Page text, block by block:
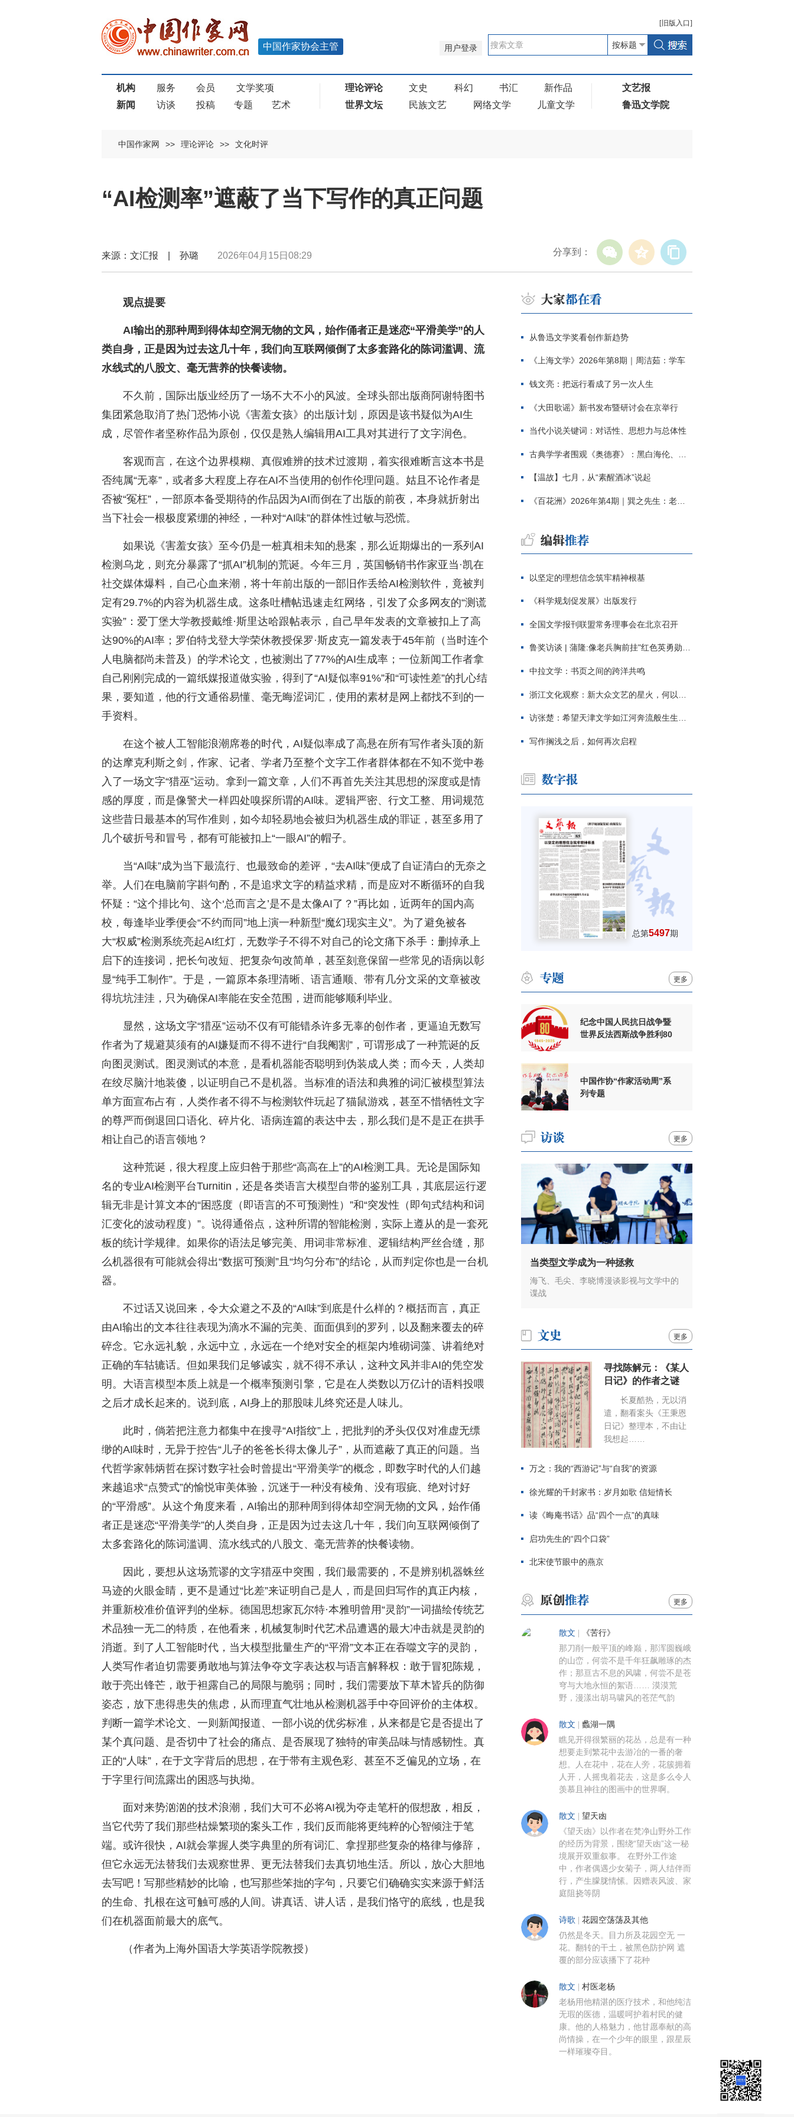
[ 旧版 入口]
用户登录
中国作家协会主管
机构 服务 会员
文学奖项
新闻
访谈 投稿 专题 艺术
理论评论 文史 科幻 书汇
新作品
世界文坛
民族文艺 网络文学 儿童文学
文艺报
鲁迅文学院
中国作家网 >> 理论评论 >> 文化时评
“AI检测率”遮蔽了当下写作的真正问题
分享到：
来源：文汇报 | 孙璐 2026年04月15日08:29
观点提要
AI输出的那种周到得体却空洞无物的文风，始作俑者正是迷恋“平滑美学”的人
类自身，正是因为过去这几十年，我们向互联网倾倒了太多套路化的陈词滥调、流
水线式的八股文、毫无营养的快餐读物。
不久前，国际出版业经历了一场不大不小的风波。全球头部出版商阿谢特图书
集团紧急取消了热门恐怖小说《害羞女孩》的出版计划，原因是该书疑似为AI生
成，尽管作者坚称作品为原创，仅仅是熟人编辑用AI工具对其进行了文字润色。
客观而言，在这个边界模糊、真假难辨的技术过渡期，着实很难断言这本书是
否纯属“无辜”，或者多大程度上存在AI不当使用的创作伦理问题。姑且不论作者是
否被“冤枉”，一部原本备受期待的作品因为AI而倒在了出版的前夜，本身就折射出
当下社会一根极度紧绷的神经，一种对“AI味”的群体性过敏与恐慌。
如果说《害羞女孩》至今仍是一桩真相未知的悬案，那么近期爆出的一系列AI
检测乌龙，则充分暴露了“抓AI”机制的荒诞。今年三月，英国畅销书作家亚当·凯在
社交媒体爆料，自己心血来潮，将十年前出版的一部旧作丢给AI检测软件，竟被判
定有29.7%的内容为机器生成。这条吐槽帖迅速走红网络，引发了众多网友的“测谎
实验”：爱丁堡大学教授戴维·斯里达哈跟帖表示，自己早年发表的文章被扣上了高
达90%的AI率；罗伯特戈登大学荣休教授保罗·斯皮克一篇发表于45年前（当时连个
人电脑都尚未普及）的学术论文，也被测出了77%的AI生成率；一位新闻工作者拿
自己刚刚完成的一篇纸媒报道做实验，得到了“AI疑似率91%”和“可读性差”的扎心结
果，要知道，他的行文通俗易懂、毫无晦涩词汇，使用的素材是网上都找不到的一
手资料。
在这个被人工智能浪潮席卷的时代，AI疑似率成了高悬在所有写作者头顶的新
的达摩克利斯之剑，作家、记者、学者乃至整个文字工作者群体都在不知不觉中卷
入了一场文字“猎巫”运动。拿到一篇文章，人们不再首先关注其思想的深度或是情
感的厚度，而是像警犬一样四处嗅探所谓的AI味。逻辑严密、行文工整、用词规范
这些昔日最基本的写作准则，如今却轻易地会被归为机器生成的罪证，甚至多用了
几个破折号和冒号，都有可能被扣上“一眼AI”的帽子。
当“AI味”成为当下最流行、也最致命的差评，“去AI味”便成了自证清白的无奈之
举。人们在电脑前字斟句酌，不是追求文字的精益求精，而是应对不断循环的自我
怀疑：“这个排比句、这个‘总而言之’是不是太像AI了？”再比如，近两年的国内高
校，每逢毕业季便会“不约而同”地上演一种新型“魔幻现实主义”。为了避免被各
大“权威”检测系统亮起AI红灯，无数学子不得不对自己的论文痛下杀手：删掉承上
启下的连接词，把长句改短、把复杂句改简单，甚至刻意保留一些常见的语病以彰
显“纯手工制作”。于是，一篇原本条理清晰、语言通顺、带有几分文采的文章被改
得坑坑洼洼，只为确保AI率能在安全范围，进而能够顺利毕业。
显然，这场文字“猎巫”运动不仅有可能错杀许多无辜的创作者，更逼迫无数写
作者为了规避莫须有的AI嫌疑而不得不进行“自我阉割”，可谓形成了一种荒诞的反
向图灵测试。图灵测试的本意，是看机器能否聪明到伪装成人类；而今天，人类却
在绞尽脑汁地装傻，以证明自己不是机器。当标准的语法和典雅的词汇被模型算法
单方面宣布占有，人类作者不得不与检测软件玩起了猫鼠游戏，甚至不惜牺牲文字
的尊严而倒退回口语化、碎片化、语病连篇的表达中去，那么我们是不是正在拱手
相让自己的语言领地？
这种荒诞，很大程度上应归咎于那些“高高在上”的AI检测工具。无论是国际知
名的专业AI检测平台Turnitin，还是各类语言大模型自带的鉴别工具，其底层运行逻
辑无非是计算文本的“困惑度（即语言的不可预测性）”和“突发性（即句式结构和词
汇变化的波动程度）”。说得通俗点，这种所谓的智能检测，实际上遵从的是一套死
板的统计学规律。如果你的语法足够完美、用词非常标准、逻辑结构严丝合缝，那
么机器很有可能就会得出“数据可预测”且“均匀分布”的结论，从而判定你也是一台机
器。
不过话又说回来，令大众避之不及的“AI味”到底是什么样的？概括而言，真正
由AI输出的文本往往表现为滴水不漏的完美、面面俱到的罗列，以及翻来覆去的碎
碎念。它永远礼貌，永远中立，永远在一个绝对安全的框架内堆砌词藻、讲着绝对
正确的车轱辘话。但如果我们足够诚实，就不得不承认，这种文风并非AI的凭空发
明。大语言模型本质上就是一个概率预测引擎，它是在人类数以万亿计的语料投喂
之后才成长起来的。说到底，AI身上的那股味儿终究还是人味儿。
此时，倘若把注意力都集中在搜寻“AI指纹”上，把批判的矛头仅仅对准虚无缥
缈的AI味时，无异于控告“儿子的爸爸长得太像儿子”，从而遮蔽了真正的问题。当
代哲学家韩炳哲在探讨数字社会时曾提出“平滑美学”的概念，即数字时代的人们越
来越追求“点赞式”的愉悦审美体验，沉迷于一种没有棱角、没有瑕疵、绝对讨好
的“平滑感”。从这个角度来看，AI输出的那种周到得体却空洞无物的文风，始作俑
者正是迷恋“平滑美学”的人类自身，正是因为过去这几十年，我们向互联网倾倒了
太多套路化的陈词滥调、流水线式的八股文、毫无营养的快餐读物。
因此，要想从这场荒谬的文字猎巫中突围，我们最需要的，不是辨别机器蛛丝
马迹的火眼金睛，更不是通过“比差”来证明自己是人，而是回归写作的真正内核，
并重新校准价值评判的坐标。德国思想家瓦尔特·本雅明曾用“灵韵”一词描绘传统艺
术品独一无二的特质，在他看来，机械复制时代艺术品遭遇的最大冲击就是灵韵的
消逝。到了人工智能时代，当大模型批量生产的“平滑”文本正在吞噬文字的灵韵，
人类写作者迫切需要勇敢地与算法争夺文字表达权与语言解释权：敢于冒犯陈规，
敢于亮出锋芒，敢于袒露自己的局限与脆弱；同时，我们需要放下草木皆兵的防御
姿态，放下患得患失的焦虑，从而理直气壮地从检测机器手中夺回评价的主体权。
判断一篇学术论文、一则新闻报道、一部小说的优劣标准，从来都是它是否提出了
某个真问题、是否切中了社会的痛点、是否展现了独特的审美品味与情感韧性。真
正的“人味”，在于文字背后的思想，在于带有主观色彩、甚至不乏偏见的立场，在
于字里行间流露出的困惑与执拗。
面对来势汹汹的技术浪潮，我们大可不必将AI视为夺走笔杆的假想敌，相反，
当它代劳了我们那些枯燥繁琐的案头工作，我们反而能将更纯粹的心智倾注于笔
端。或许很快，AI就会掌握人类字典里的所有词汇、拿捏那些复杂的格律与修辞，
但它永远无法替我们去观察世界、更无法替我们去真切地生活。所以，放心大胆地
去写吧！写那些精妙的比喻，也写那些笨拙的字句，只要它们确确实实来源于鲜活
的生命、扎根在这可触可感的人间。讲真话、讲人话，是我们恪守的底线，也是我
们在机器面前最大的底气。
（作者为上海外国语大学英语学院教授）
从鲁迅文学奖看创作新趋势
《上海文学》2026年第8期｜周洁茹：学车
钱文亮：把远行看成了另一次人生
《大田歌谣》新书发布暨研讨会在京举行
当代小说关键词：对话性、思想力与总体性
古典学学者围观《奥德赛》：黑白海伦、佩涅罗佩的别针与神秘入侵者
【温故】七月，从“素醒酒冰”说起
《百花洲》2026年第4期｜巽之先生：老兵朱向前侧记三题
以坚定的理想信念筑牢精神根基
《科学规划促发展》出版发行
全国文学报刊联盟常务理事会在北京召开
鲁奖访谈 | 蒲隆:像老兵胸前挂"红色英勇勋章"
中拉文学：书页之间的跨洋共鸣
浙江文化观察：新大众文艺的星火，何以燎原？
访张楚：希望天津文学如江河奔流般生生不息
写作搁浅之后，如何再次启程
总第5497期
更多
纪念中国人民抗日战争暨
世界反法西斯战争胜利80
中国作协“作家活动周”系
列专题
更多
当类型文学成为一种拯救
海飞、毛尖、李晓博漫谈影视与文学中的
谍战
更多
寻找陈解元：《某人
日记》的作者之谜
长夏酷热，无以消
遣，翻看案头《王秉恩
日记》整理本，不由让
我想起……
万之：我的“西游记”与“自我”的资源
徐光耀的千封家书：岁月如歌 信短情长
读《晦庵书话》品“四个一点”的真味
启功先生的“四个口袋”
北宋使节眼中的燕京
更多
散文 《苦行》
那刀削一般平顶的峰巅，那浑圆巍峨
的山峦，何尝不是千年狂飙雕琢的杰
作；那亘古不息的风啸，何尝不是苍
穹与大地永恒的絮语…… 漠漠荒
野，漫漾出胡马啸风的苍茫气韵
散文 蠡湖一隅
瞧见开得很繁丽的花丛，总是有一种
想要走到繁花中去游冶的一番的奢
想。人在花中，花在人旁，花簇拥着
人开，人摇曳着花去，这是多么令人
羡慕且神往的图画中的世界啊。
散文 望天凼
《望天凼》以作者在梵净山野外工作
的经历为背景，围绕“望天凼”这一秘
境展开双重叙事。 在野外工作途
中，作者偶遇少女菊子，两人结伴而
行，产生朦胧情愫。因赠表风波、家
庭阻挠等阴
诗歌 花园空荡荡及其他
仍然是冬天。目力所及花园空无 一
花。翻转的干土，被黑色防护网 遮
覆的部分应该播下了花种
散文 村医老杨
老杨用他精湛的医疗技术，和他纯洁
无瑕的医德，温暖呵护着村民的健
康。他的人格魅力，他甘愿奉献的高
尚情操，在一个少年的眼里，跟星辰
一样璀璨夺目。